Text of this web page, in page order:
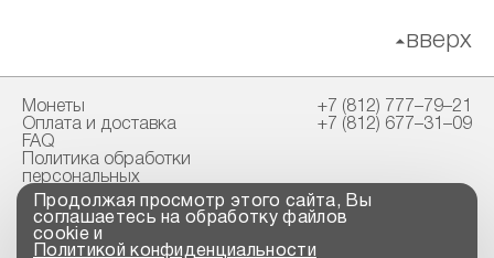
вверх
Монеты
Оплата и доставка
FAQ
Политика обработки
персональных
данных
Свидетельство
пробирной палаты
+7 (812) 777–79–21
+7 (812) 677–31–09
Продолжая просмотр этого сайта, Вы
соглашаетесь на обработку файлов
cookie и
Политикой конфиденциальности